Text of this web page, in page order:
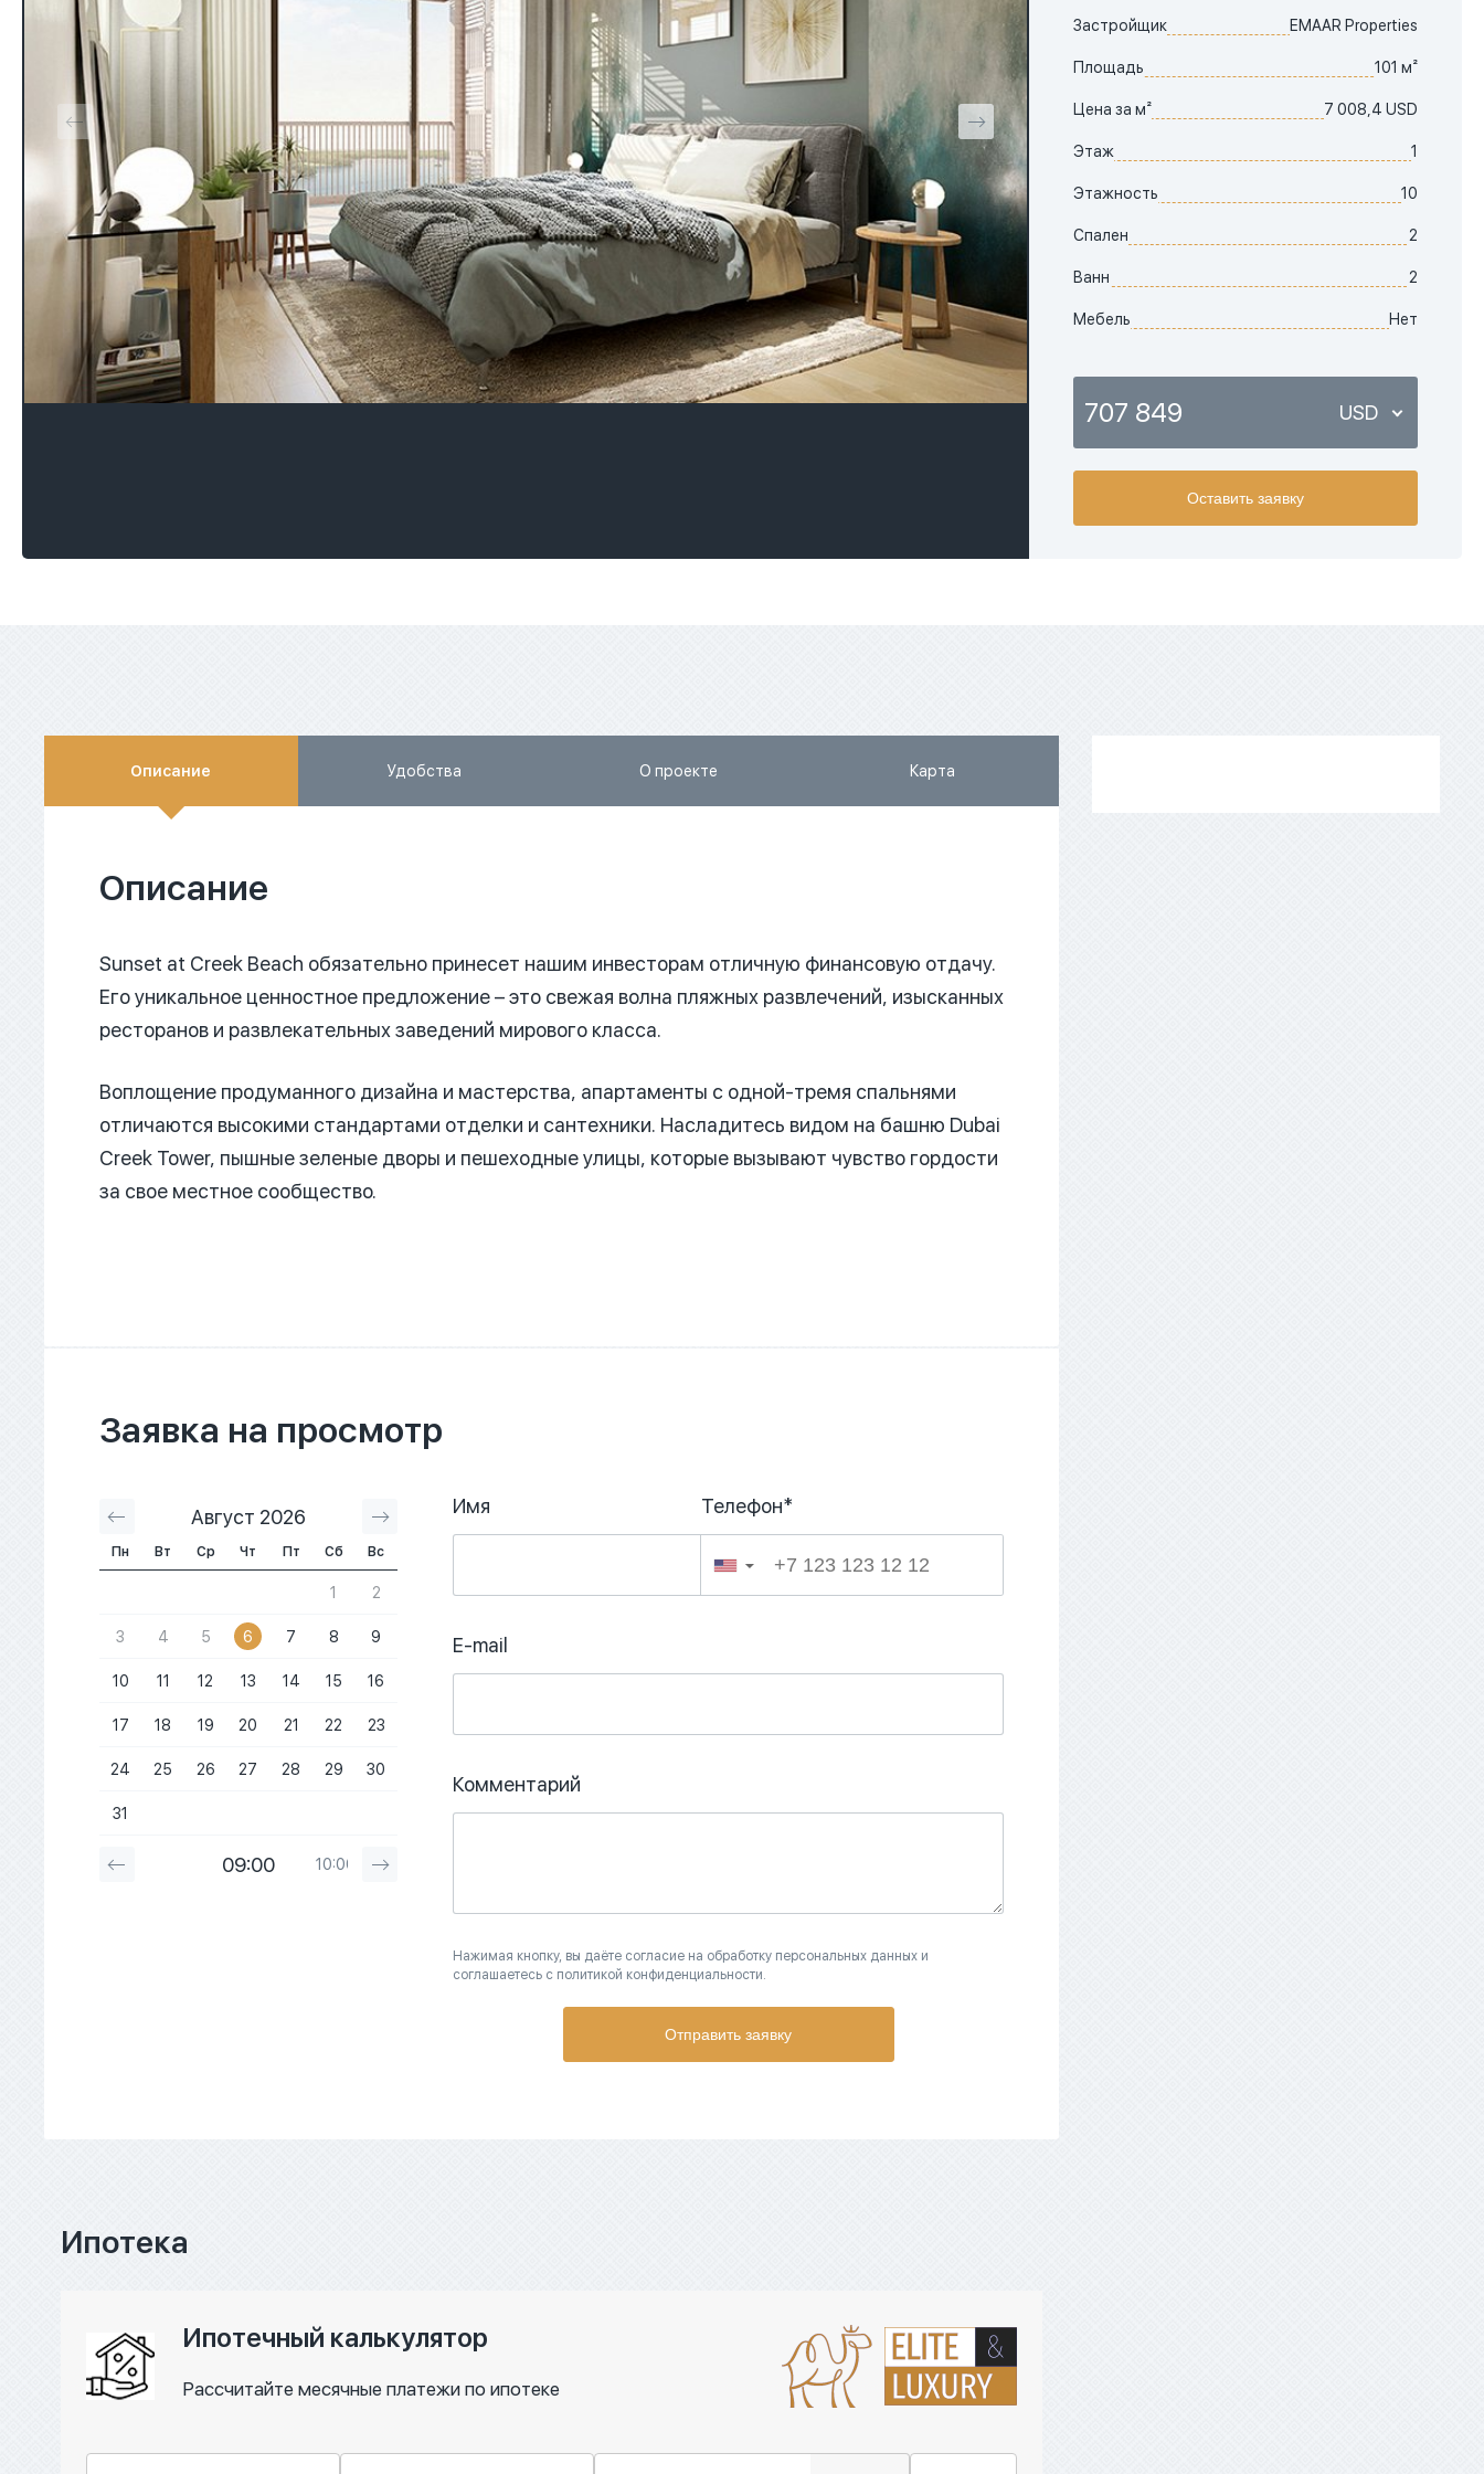
Застройщик EMAAR Properties
Площадь 101 м²
Цена за м² 7 008,4 USD
Этаж 1
Этажность 10
Спален 2
Ванн 2
Мебель Нет
707 849 USD
Оставить заявку
Описание Удобства О проекте Карта
Описание
Sunset at Creek Beach обязательно принесет нашим инвесторам отличную финансовую отдачу.
Его уникальное ценностное предложение – это свежая волна пляжных развлечений, изысканных
ресторанов и развлекательных заведений мирового класса.
Воплощение продуманного дизайна и мастерства, апартаменты с одной-тремя спальнями
отличаются высокими стандартами отделки и сантехники. Насладитесь видом на башню Dubai
Creek Tower, пышные зеленые дворы и пешеходные улицы, которые вызывают чувство гордости
за свое местное сообщество.
Заявка на просмотр
Август 2026 Сентябрь 2026
Пн Вт Ср Чт Пт Сб Вс
1 2
3 4 5 6 7 8 9
10 11 12 13 14 15 16
17 18 19 20 21 22 23
24 25 26 27 28 29 30
31
09:00 10:00
Имя Телефон*
▼
E-mail
Комментарий
Нажимая кнопку, вы даёте согласие на обработку персональных данных и
соглашаетесь с политикой конфиденциальности.
Отправить заявку
Ипотека
Ипотечный калькулятор
Рассчитайте месячные платежи по ипотеке